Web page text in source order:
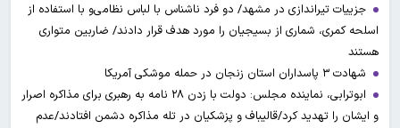
جزییات تیراندازی در مشهد/ دو فرد ناشناس با لباس نظامی‌و با استفاده از
اسلحه کمری، شماری از بسیجیان را مورد هدف قرار دادند/ ضاربین متواری
هستند
شهادت ۳ ‌پاسداران استان زنجان در حمله موشکی آمریکا
ابوترابی، نماینده مجلس: دولت با زدن ۲۸ نامه به رهبری برای مذاکره اصرار
و ایشان را تهدید کرد/قالیباف و پزشکیان در تله مذاکره دشمن افتادند/عدم